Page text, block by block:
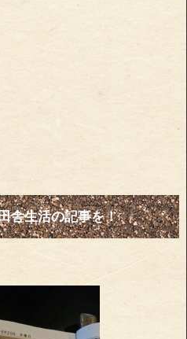
舎生活の記事を！